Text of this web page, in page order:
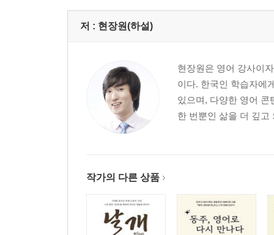
저 : 현장원(하설)
현장원은 영어 강사이
이다. 한국인 학습자에
있으며, 다양한 영어 콘
한 번뿐인 삶을 더 깊고
작가의 다른 상품